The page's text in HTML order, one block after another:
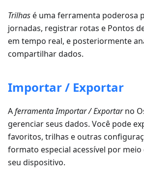
Trilhasé uma ferramenta poderosa
jornadas, registrar rotas e Pontos
em tempo real, e posteriormente
compartilhar dados.
Importar / Exportar
Aferramenta Importar / Exportarno
gerenciar seus dados. Você pode
favoritos, trilhas e outras
formato especial acessível por
seu dispositivo.